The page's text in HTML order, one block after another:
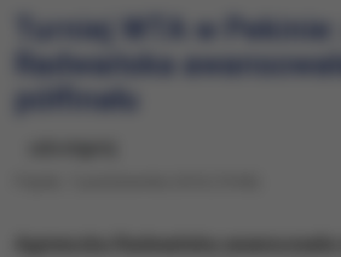
Turniej WTA w
Radwańska
półfinału